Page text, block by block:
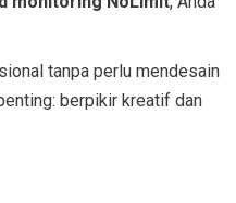
tanpa perlu mendesain
berpikir kreatif dan